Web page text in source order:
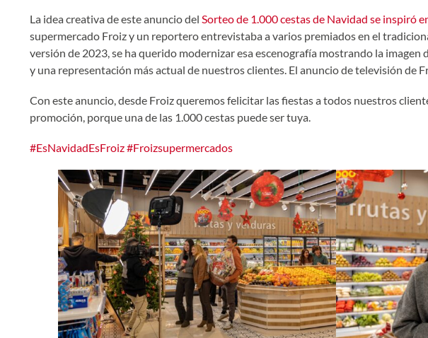
La idea creativa de este anuncio del Sorteo de 1.000 cestas de Navidad se inspiró
supermercado Froiz y un reportero entrevistaba a varios premiados en el
versión de 2023, se ha querido modernizar esa escenografía mostrando la
y una representación más actual de nuestros clientes. El anuncio de televisión de
Con este anuncio, desde Froiz queremos felicitar las fiestas a todos nuestros
promoción, porque una de las 1.000 cestas puede ser tuya.
#EsNavidadEsFroiz#Froizsupermercados